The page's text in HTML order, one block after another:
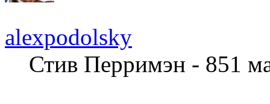
alexpodolsky
Стив Перримэн - 851